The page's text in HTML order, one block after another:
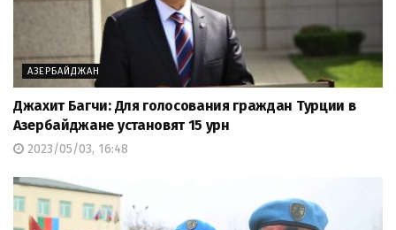
АЗЕРБАЙДЖАН
Джахит Багчи: Для голосования граждан Турции в
Азербайджане установят 15 урн
2023/05/03, 16:48